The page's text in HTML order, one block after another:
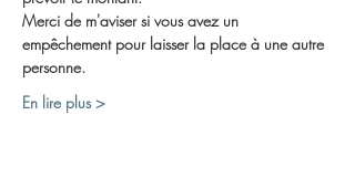
Merci de m'aviser si vous avez un
empêchement pour laisser la place à une autre
personne.
En lire plus >